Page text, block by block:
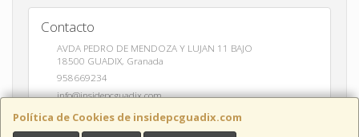
Política de Cookies de insidepcguadix.com
Contacto
AVDA PEDRO DE MENDOZA Y LUJAN 11 BAJO
18500 GUADIX, Granada
958669234
info@insidepcguadix.com